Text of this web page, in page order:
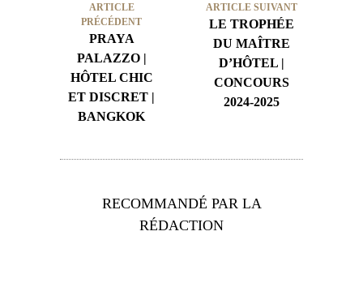
ARTICLE
PRÉCÉDENT
PRAYA
PALAZZO |
HÔTEL CHIC
ET DISCRET |
BANGKOK
ARTICLE SUIVANT
LE TROPHÉE
DU MAÎTRE
D’HÔTEL |
CONCOURS
2024-2025
RECOMMANDÉ PAR LA
RÉDACTION